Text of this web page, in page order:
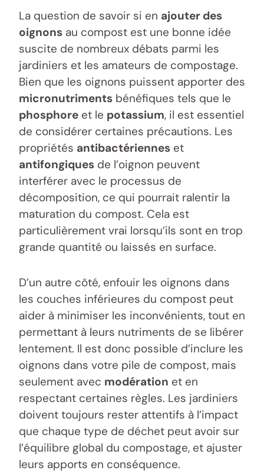
La question de savoir si en ajouter des
oignons au compost est une bonne idée
suscite de nombreux débats parmi les
jardiniers et les amateurs de compostage.
Bien que les oignons puissent apporter des
micronutriments bénéfiques tels que le
phosphore et le potassium, il est essentiel
de considérer certaines précautions. Les
propriétés antibactériennes et
antifongiques de l’oignon peuvent
interférer avec le processus de
décomposition, ce qui pourrait ralentir la
maturation du compost. Cela est
particulièrement vrai lorsqu’ils sont en trop
grande quantité ou laissés en surface.
D’un autre côté, enfouir les oignons dans
les couches inférieures du compost peut
aider à minimiser les inconvénients, tout en
permettant à leurs nutriments de se libérer
lentement. Il est donc possible d’inclure les
oignons dans votre pile de compost, mais
seulement avec modération et en
respectant certaines règles. Les jardiniers
doivent toujours rester attentifs à l’impact
que chaque type de déchet peut avoir sur
l’équilibre global du compostage, et ajuster
leurs apports en conséquence.